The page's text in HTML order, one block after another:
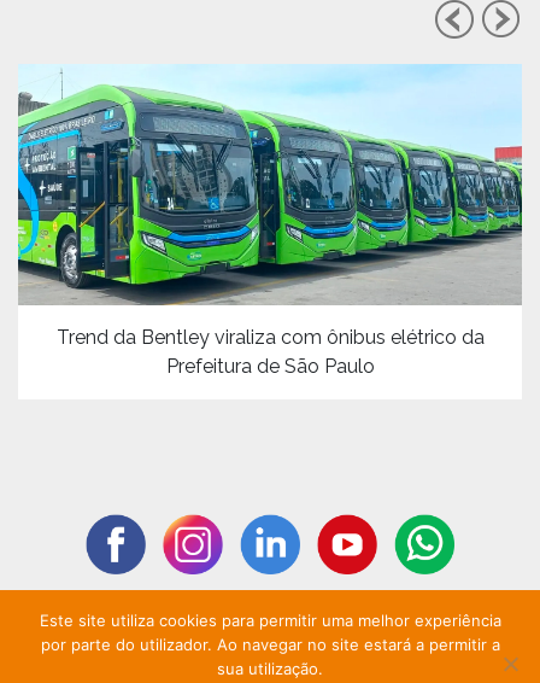
Trend da Bentley viraliza com ônibus elétrico da
Prefeitura de São Paulo
Todos os direitos reservados. Copyright ©2020 - Fator F - Inteligência em
Este site utiliza cookies para permitir uma melhor experiência
por parte do utilizador. Ao navegar no site estará a permitir a
sua utilização.